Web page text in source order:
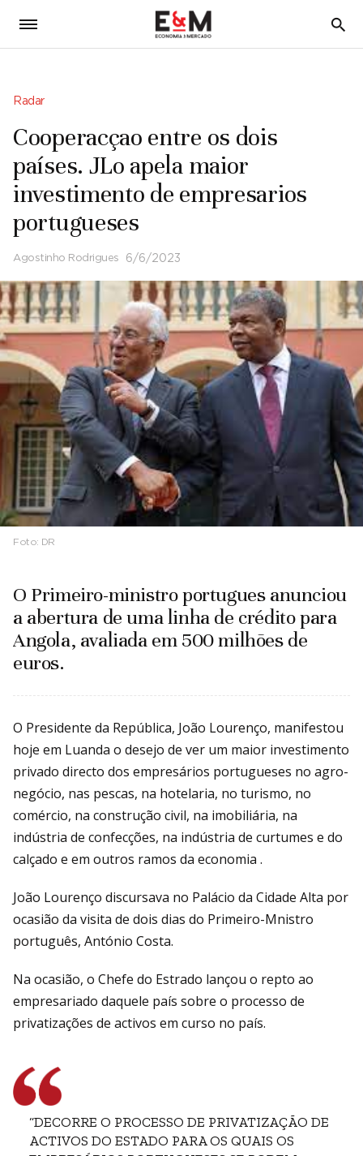
5
Radar
Cooperacçao entre os dois
países. JLo apela maior
investimento de empresarios
portugueses
Agostinho Rodrigues 6/6/2023
Foto: DR
O Primeiro-ministro portugues anunciou
a abertura de uma linha de crédito para
Angola, avaliada em 500 milhões de
euros.
O Presidente da República, João Lourenço, manifestou
hoje em Luanda o desejo de ver um maior investimento
privado directo dos empresários portugueses no agro-
negócio, nas pescas, na hotelaria, no turismo, no
comércio, na construção civil, na imobiliária, na
indústria de confecções, na indústria de curtumes e do
calçado e em outros ramos da economia .
João Lourenço discursava no Palácio da Cidade Alta por
ocasião da visita de dois dias do Primeiro-Mnistro
português, António Costa.
Na ocasião, o Chefe do Estrado lançou o repto ao
empresariado daquele país sobre o processo de
privatizações de activos em curso no país.
“DECORRE O PROCESSO DE PRIVATIZAÇÃO DE
ACTIVOS DO ESTADO PARA OS QUAIS OS